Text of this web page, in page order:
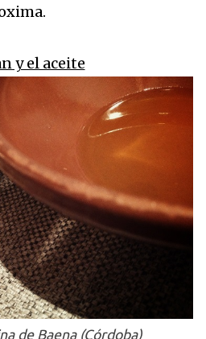
y el aceite
de Baena (Córdoba)